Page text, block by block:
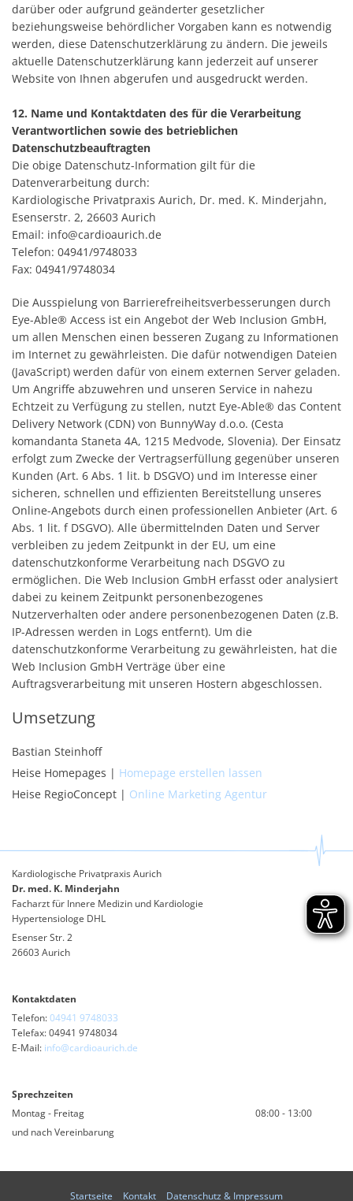
darüber oder aufgrund geänderter gesetzlicher
beziehungsweise behördlicher Vorgaben kann es notwendig
werden, diese Datenschutzerklärung zu ändern. Die jeweils
aktuelle Datenschutzerklärung kann jederzeit auf unserer
Website von Ihnen abgerufen und ausgedruckt werden.
12. Name und Kontaktdaten des für die Verarbeitung
Verantwortlichen sowie des betrieblichen
Datenschutzbeauftragten
Die obige Datenschutz-Information gilt für die
Datenverarbeitung durch:
Kardiologische Privatpraxis Aurich, Dr. med. K. Minderjahn,
Esenserstr. 2, 26603 Aurich
Email: info@cardioaurich.de
Telefon: 04941/9748033
Fax: 04941/9748034
Die Ausspielung von Barrierefreiheitsverbesserungen durch
Eye-Able® Access ist ein Angebot der Web Inclusion GmbH,
um allen Menschen einen besseren Zugang zu Informationen
im Internet zu gewährleisten. Die dafür notwendigen Dateien
(JavaScript) werden dafür von einem externen Server geladen.
Um Angriffe abzuwehren und unseren Service in nahezu
Echtzeit zu Verfügung zu stellen, nutzt Eye-Able® das Content
Delivery Network (CDN) von BunnyWay d.o.o. (Cesta
komandanta Staneta 4A, 1215 Medvode, Slovenia). Der Einsatz
erfolgt zum Zwecke der Vertragserfüllung gegenüber unseren
Kunden (Art. 6 Abs. 1 lit. b DSGVO) und im Interesse einer
sicheren, schnellen und effizienten Bereitstellung unseres
Online-Angebots durch einen professionellen Anbieter (Art. 6
Abs. 1 lit. f DSGVO). Alle übermittelnden Daten und Server
verbleiben zu jedem Zeitpunkt in der EU, um eine
datenschutzkonforme Verarbeitung nach DSGVO zu
ermöglichen. Die Web Inclusion GmbH erfasst oder analysiert
dabei zu keinem Zeitpunkt personenbezogenes
Nutzerverhalten oder andere personenbezogenen Daten (z.B.
IP-Adressen werden in Logs entfernt). Um die
datenschutzkonforme Verarbeitung zu gewährleisten, hat die
Web Inclusion GmbH Verträge über eine
Auftragsverarbeitung mit unseren Hostern abgeschlossen.
Umsetzung
Bastian Steinhoff
Heise Homepages | Homepage erstellen lassen
Heise RegioConcept | Online Marketing Agentur
Kardiologische Privatpraxis Aurich
Dr. med. K. Minderjahn
Facharzt für Innere Medizin und Kardiologie
Hypertensiologe DHL
Esenser Str. 2
26603 Aurich
Kontaktdaten
Telefon:04941 9748033
Telefax: 04941 9748034
E-Mail: info@cardioaurich.de
Sprechzeiten
Montag - Freitag
08:00 - 13:00
und nach Vereinbarung
Startseite Kontakt Datenschutz & Impressum